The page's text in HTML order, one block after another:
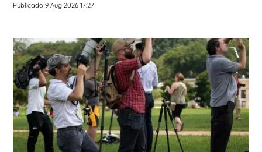
Publicado 9 Aug 2026 17:27